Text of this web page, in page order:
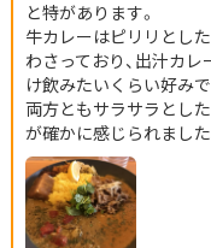
と特があります。
牛カレーはピリリとし
わさっており、出汁カ
け飲みたいくらい好みで
両方ともサラサラとし
が確かに感じられました